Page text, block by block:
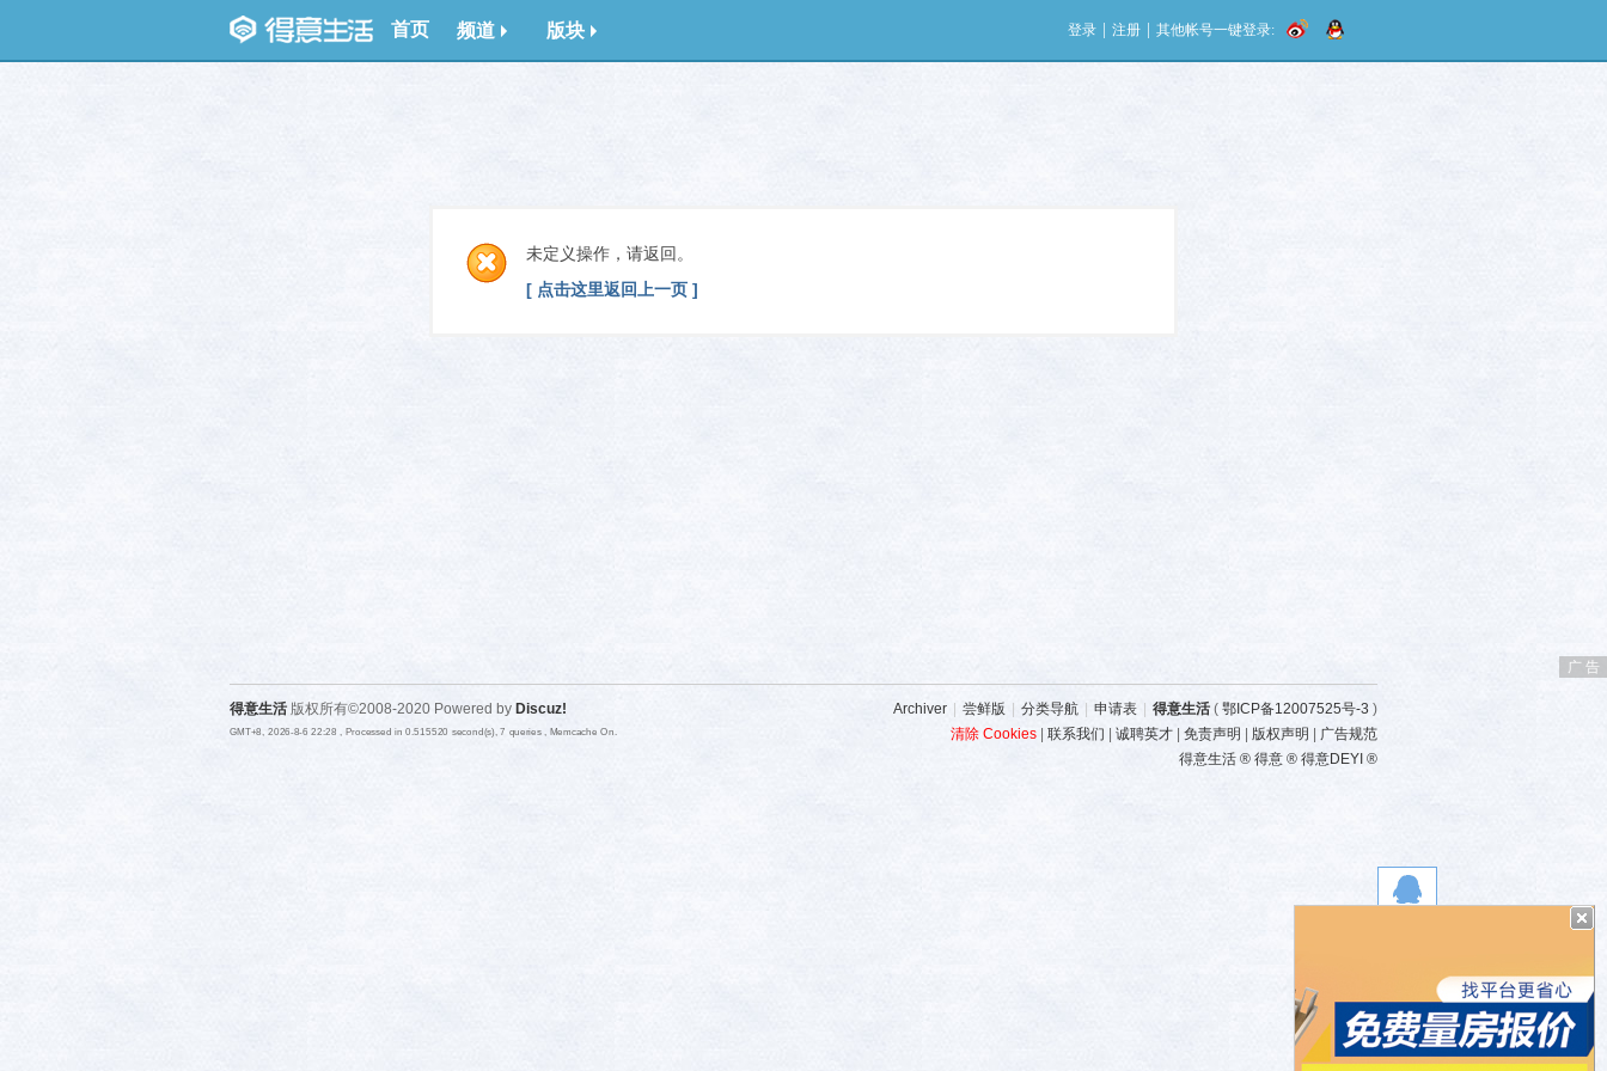
首页 频道 版块 登录 注册 其他帐号一键登录:
未定义操作，请返回。
[ 点击这里返回上一页 ]
广 告
Archiver 尝鲜版 分类导航 申请表 得意生活 ( 鄂ICP备12007525号-3 )
清除 Cookies
联系我们 诚聘英才 免责声明 版权声明
广告规范
得意生活 ® 得意 ® 得意DEYI ®
得意生活 版权所有©2008-2020 Powered by Discuz!
GMT+8, 2026-8-6 22:28 , Processed in 0.515520 second(s), 7 queries , Memcache On.